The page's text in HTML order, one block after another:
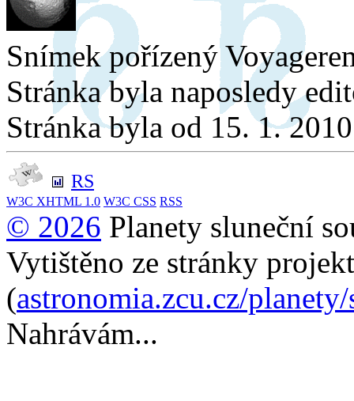
Snímek pořízený
Stránka byla naposledy
Stránka byla od 15. 1.
RS
W3C XHTML 1.0 W3C CSS RSS
© 2026 Planety sluneční
Vytištěno ze stránky
(astronomia.zcu.cz/
Nahrávám...